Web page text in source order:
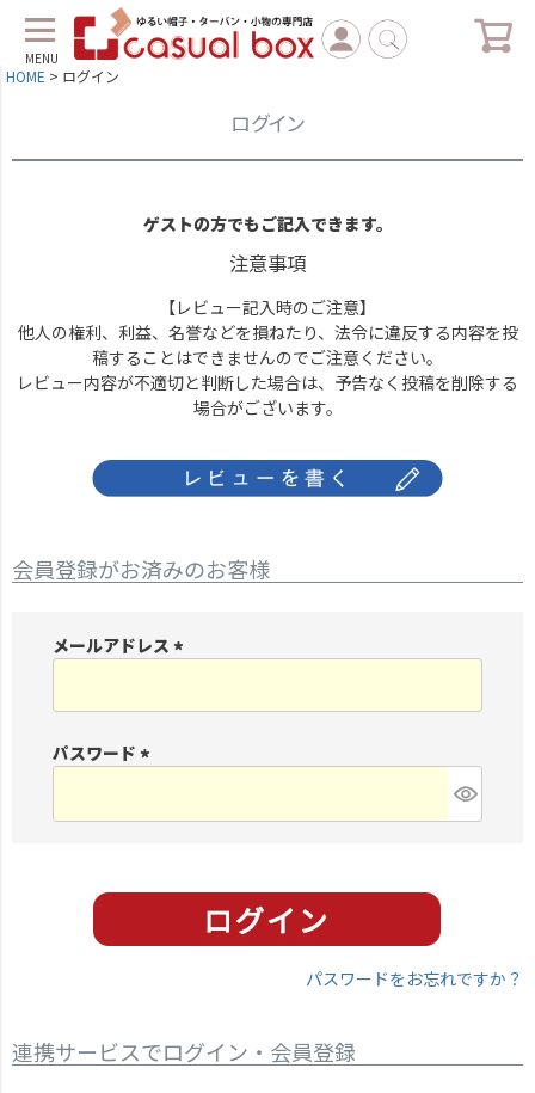
MENU
HOME ログイン
ログイン
ゲストの方でもご記入できます。
注意事項
【レビュー記入時のご注意】
他人の権利、利益、名誉などを損ねたり、法令に違反する内容を投
稿することはできませんのでご注意ください。
レビュー内容が不適切と判断した場合は、予告なく投稿を削除する
場合がございます。
会員登録がお済みのお客様
メールアドレス
パスワード
パスワードをお忘れですか？
連携サービスでログイン・会員登録